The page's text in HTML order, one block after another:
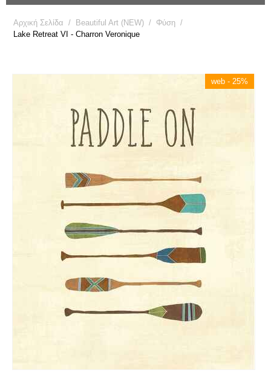
Αρχική Σελίδα / Beautiful Art (NEW) / Φύση /
Lake Retreat VI - Charron Veronique
web - 25%